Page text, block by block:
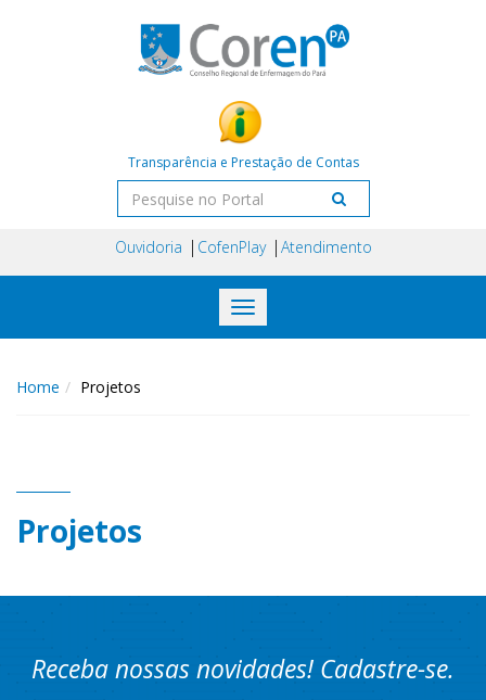
Transparência e Prestação de Contas
Ouvidoria CofenPlay Atendimento
Toggle
navigation
Home Projetos
Projetos
Receba nossas novidades! Cadastre-se.